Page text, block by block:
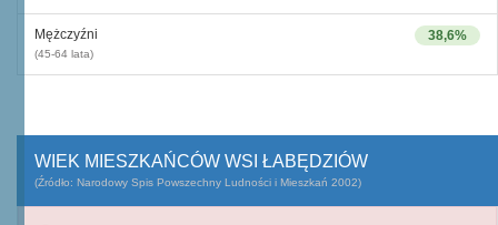
38,6%
Mężczyźni
(45-64 lata)
WIEK MIESZKAŃCÓW WSI ŁABĘDZIÓW
(Źródło: Narodowy Spis Powszechny Ludności i Mieszkań 2002)